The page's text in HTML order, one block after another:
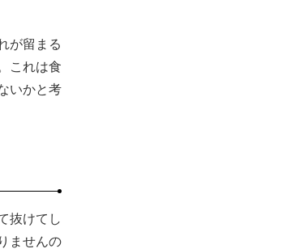
が留まる
これは食
いかと考
抜けてし
ませんの